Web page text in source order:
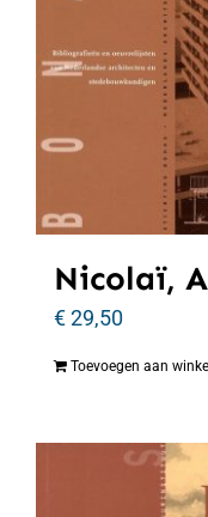
Nicolaï,
€29,50
Toevoegen aan